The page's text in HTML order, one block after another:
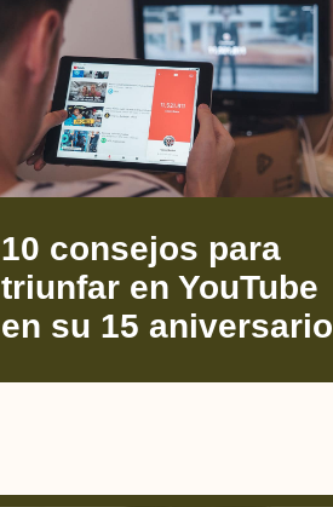
10 consejos para
triunfar en YouTube
en su 15 aniversario